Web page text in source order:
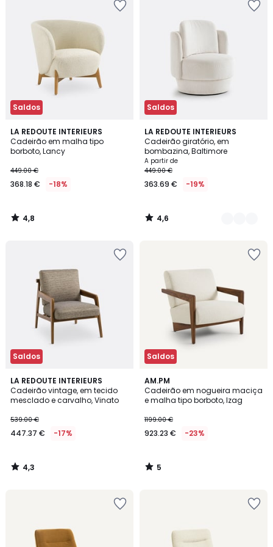
Saldos
LA REDOUTE INTERIEURS
Cadeirão em malha tipo
borboto, Lancy
449.00 €
368.18 € -18%
4,8
/ 5
4,8
/
Saldos
LA REDOUTE INTERIEURS
Cadeirão giratório, em
bombazina, Baltimore
A partir de
449.00 €
363.69 € -19%
4,6
/ 5
2
Cores
4,6
/
Saldos
LA REDOUTE INTERIEURS
Cadeirão vintage, em tecido
mesclado e carvalho, Vinato
539.00 €
447.37 € -17%
4,3
/ 5
4,3
/
Saldos
AM.PM
Cadeirão em nogueira maciça
e malha tipo borboto, Izag
1199.00 €
923.23 € -23%
5
/
5
5
/